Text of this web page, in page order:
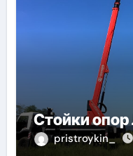
Стойки
pristroykin_